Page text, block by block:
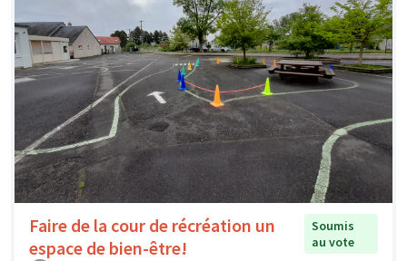
Faire de la cour de récréation un
espace de bien-être!
Soumis
au vote